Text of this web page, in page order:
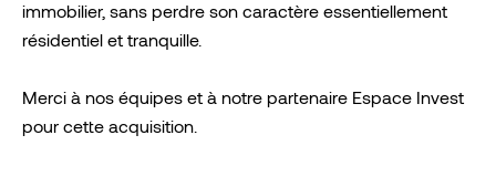
immobilier, sans perdre son caractère essentiellement
résidentiel et tranquille.
Merci à nos équipes et à notre partenaire Espace Invest
pour cette acquisition.